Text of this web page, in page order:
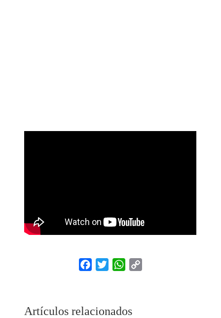
Facebook
Twitter WhatsApp
Artículos relacionados